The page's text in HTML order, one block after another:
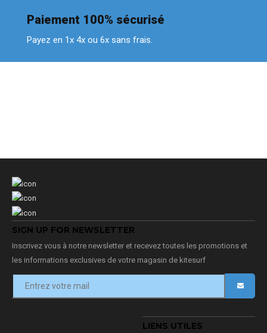
Paiement 100% sécurisé
Payez en 1x 4x ou 6x sans frais.
SIGN UP FOR NEWSLETTER
Inscrivez vous à notre newsletter et recevez toutes les promotions et
les informations exclusives de votre magasin de kitesurf
LIENS UTILES